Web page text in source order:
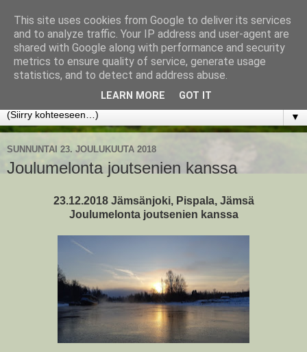
www.jyrkikokko.fi
Uusi Suunta - Jokainen hetki tarjoaa tilaisuuden muuttaa
▼
SUNNUNTAI 23. JOULUKUUTA 2018
Joulumelonta joutsenien kanssa
23.12.2018 Jämsänjoki, Pispala, Jämsä
Joulumelonta joutsenien kanssa
This site uses cookies from Google to deliver its services
and to analyze traffic. Your IP address and user-agent are
shared with Google along with performance and security
metrics to ensure quality of service, generate usage
statistics, and to detect and address abuse.
LEARN MORE GOT IT